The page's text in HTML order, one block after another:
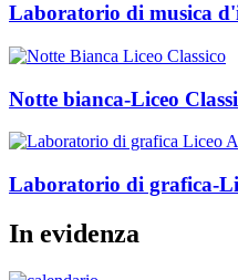
Laboratorio di musica
Notte bianca-Liceo
Laboratorio di grafica-
In evidenza